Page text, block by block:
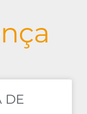
DE